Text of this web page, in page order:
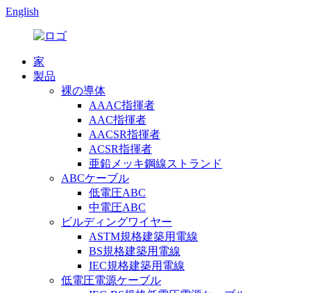
English
家
製品
裸の導体
AAAC指揮者
AAC指揮者
AACSR指揮者
ACSR指揮者
亜鉛メッキ鋼線ストランド
ABCケーブル
低電圧ABC
中電圧ABC
ビルディングワイヤー
ASTM規格建築用電線
BS規格建築用電線
IEC規格建築用電線
低電圧電源ケーブル